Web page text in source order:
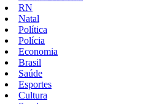
RN
Natal
Política
Polícia
Economia
Brasil
Saúde
Esportes
Cultura